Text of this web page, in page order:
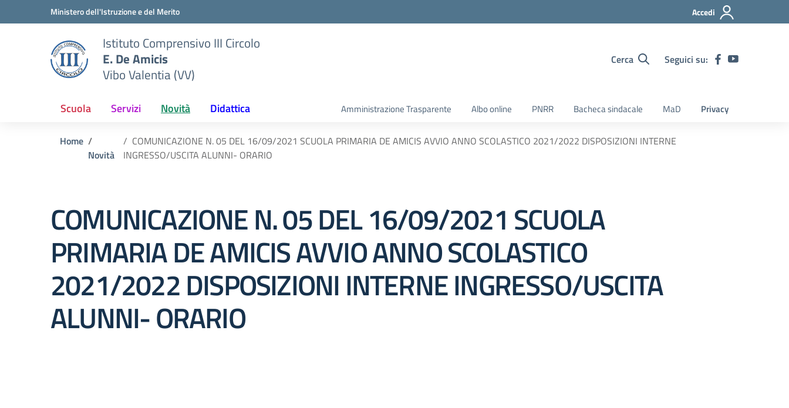
Vai ai contenuti
Vai al menu di navigazioneMinistero dell'Istruzione e del Merito Accedi
Istituto Comprensivo III Circolo
E. De Amicis
Vibo Valentia (VV)
Cerca Seguici su:
Scuola Servizi Novità Didattica Amministrazione Trasparente Albo online PNRR Bacheca sindacale MaD Privacy
Home
Novità
COMUNICAZIONE N. 05 DEL 16/09/2021 SCUOLA PRIMARIA DE AMICIS AVVIO ANNO SCOLASTICO 2021/2022 DISPOSIZIONI INTERNE
INGRESSO/USCITA ALUNNI- ORARIO
COMUNICAZIONE N. 05 DEL 16/09/2021 SCUOLA
PRIMARIA DE AMICIS AVVIO ANNO SCOLASTICO
2021/2022 DISPOSIZIONI INTERNE INGRESSO/USCITA
ALUNNI- ORARIO